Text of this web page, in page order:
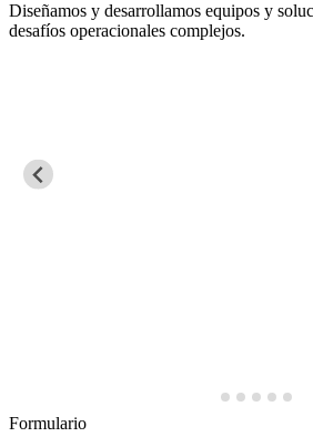
Diseñamos y desarrollamos equipos y
desafíos operacionales complejos.
Formulario